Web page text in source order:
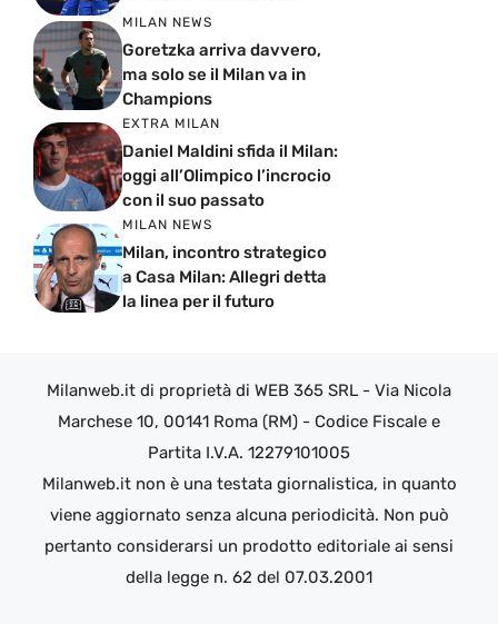
MILAN NEWS
Goretzka arriva davvero,
ma solo se il Milan va in
Champions
EXTRA MILAN
Daniel Maldini sfida il Milan:
oggi all’Olimpico l’incrocio
con il suo passato
MILAN NEWS
Milan, incontro strategico
a Casa Milan: Allegri detta
la linea per il futuro
Milanweb.it di proprietà di WEB 365 SRL - Via Nicola
Marchese 10, 00141 Roma (RM) - Codice Fiscale e
Partita I.V.A. 12279101005
Milanweb.it non è una testata giornalistica, in quanto
viene aggiornato senza alcuna periodicità. Non può
pertanto considerarsi un prodotto editoriale ai sensi
della legge n. 62 del 07.03.2001